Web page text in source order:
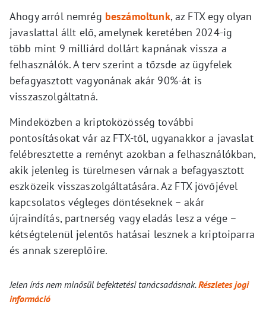
Ahogy arról nemrég beszámoltunk, az FTX egy olyan
javaslattal állt elő, amelynek keretében 2024-ig
több mint 9 milliárd dollárt kapnának vissza a
felhasználók. A terv szerint a tőzsde az ügyfelek
befagyasztott vagyonának akár 90%-át is
visszaszolgáltatná.
Mindeközben a kriptoközösség további
pontosításokat vár az FTX-től, ugyanakkor a javaslat
felébresztette a reményt azokban a felhasználókban,
akik jelenleg is türelmesen várnak a befagyasztott
eszközeik visszaszolgáltatására. Az FTX jövőjével
kapcsolatos végleges döntéseknek – akár
újraindítás, partnerség vagy eladás lesz a vége –
kétségtelenül jelentős hatásai lesznek a kriptoiparra
és annak szereplőire.
Jelen írás nem minősül befektetési tanácsadásnak.Részletes jogi
információ